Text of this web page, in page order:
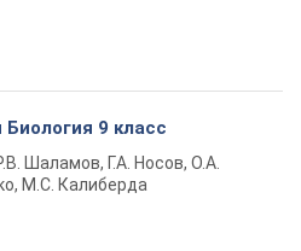
Биология 9 класс
Шаламов, Г.А. Носов, О.А.
М.С. Калиберда